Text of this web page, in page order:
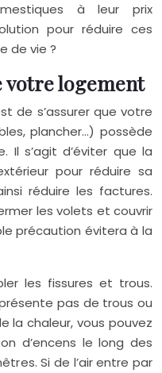
à leur prix
pour réduire ces
de vie ?
votre logement
de s’assurer que votre
plancher…) possède
Il s’agit d’éviter que la
pour réduire sa
réduire les factures.
les volets et couvrir
précaution évitera à la
les fissures et trous.
pas de trous ou
la chaleur, vous pouvez
d’encens le long des
Si de l’air entre par